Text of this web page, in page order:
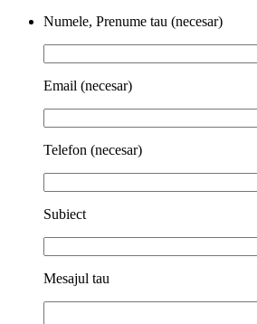
Numele, Prenume tau (necesar)
Email (necesar)
Telefon (necesar)
Subiect
Mesajul tau